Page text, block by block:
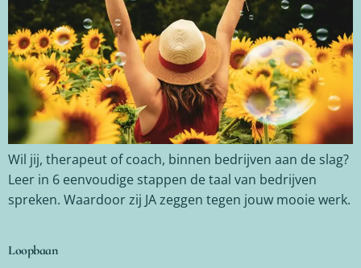
Wil jij, therapeut of coach, binnen bedrijven aan de slag?
Leer in 6 eenvoudige stappen de taal van bedrijven
spreken. Waardoor zij JA zeggen tegen jouw mooie werk.
Loopbaan